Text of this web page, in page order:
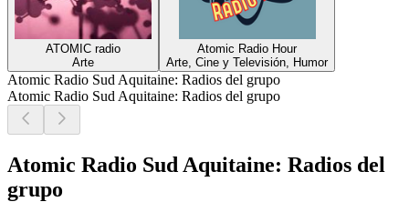
ATOMIC radio
Arte
Atomic Radio Hour
Arte, Cine y Televisión, Humor
Atomic Radio Sud Aquitaine: Radios del grupo
Atomic Radio Sud Aquitaine: Radios del grupo
Atomic Radio Sud Aquitaine: Radios del
grupo